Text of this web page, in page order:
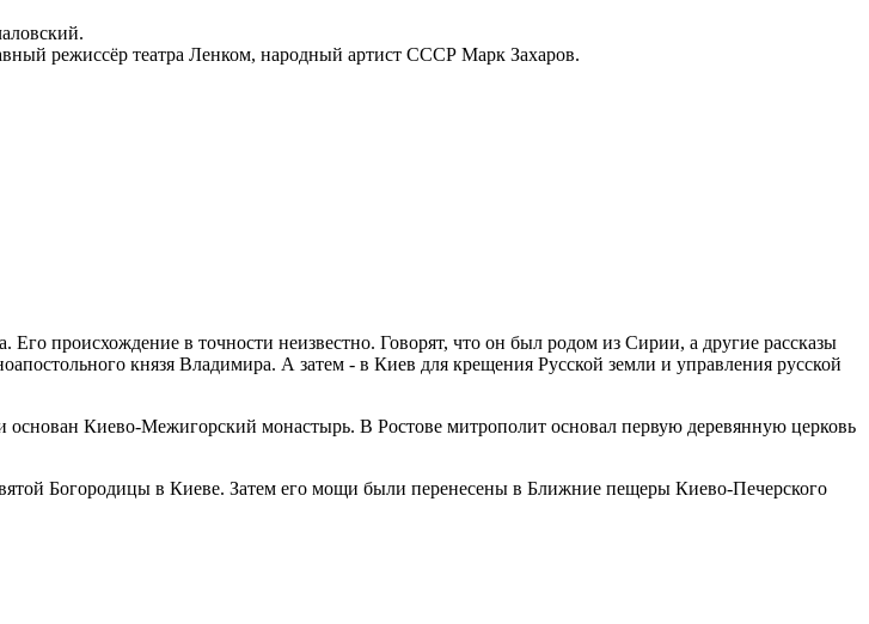
режиссёр театра Ленком, народный артист СССР Марк Захаров.
происхождение в точности неизвестно. Говорят, что он был родом из Сирии, а другие рассказы
князя Владимира. А затем - в Киев для крещения Русской земли и управления русской
Ки­е­во-Ме­жи­гор­ский мо­на­сты­рь. В Ростове митрополит основал первую деревянную церковь
Богородицы в Киеве. Затем его мощи были перенесены в Ближние пещеры Киево-Печерского